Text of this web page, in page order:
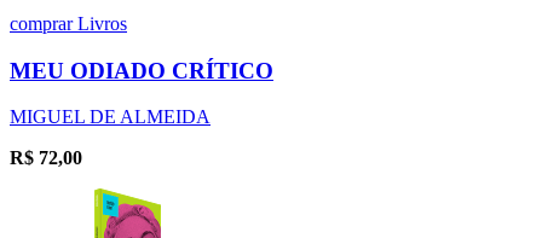
comprarLivros
MEU ODIADO CRÍTICO
MIGUEL DE ALMEIDA
R$ 72,00